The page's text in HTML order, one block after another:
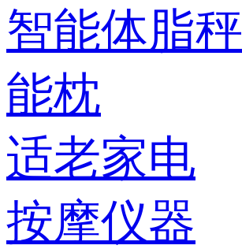
智能体脂秤
能枕
适老家电
按摩仪器